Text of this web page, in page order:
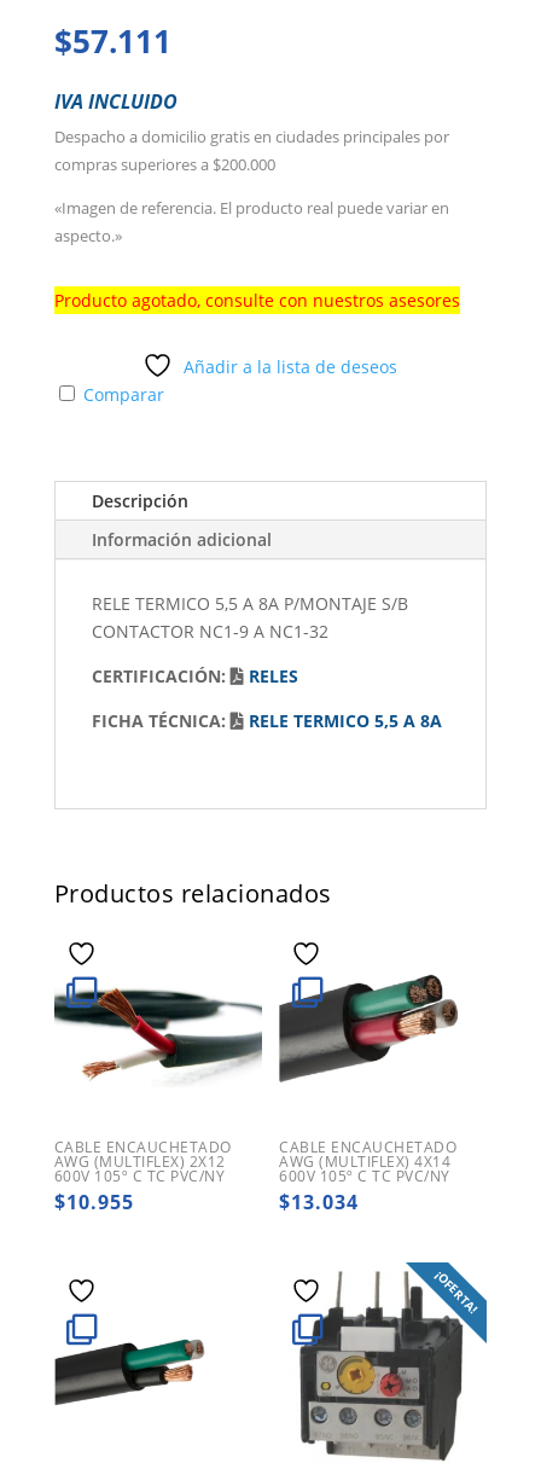
$57.111
IVA INCLUIDO
Despacho a domicilio gratis en ciudades principales por
compras superiores a $200.000
«Imagen de referencia. El producto real puede variar en
aspecto.»
Producto agotado, consulte con nuestros asesores
Añadir a la lista de deseos
Comparar
Descripción
Información adicional
RELE TERMICO 5,5 A 8A P/MONTAJE S/B
CONTACTOR NC1-9 A NC1-32
CERTIFICACIÓN:
RELES
FICHA TÉCNICA:
RELE TERMICO 5,5 A 8A
Productos relacionados
CABLE ENCAUCHETADO
AWG (MULTIFLEX) 2X12
600V 105º C TC PVC/NY
$10.955
CABLE ENCAUCHETADO
AWG (MULTIFLEX) 4X14
600V 105º C TC PVC/NY
$13.034
¡OFERTA!